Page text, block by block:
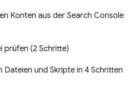
Konten aus der Search Console
prüfen (2 Schritte)
Dateien und Skripte in 4 Schritten